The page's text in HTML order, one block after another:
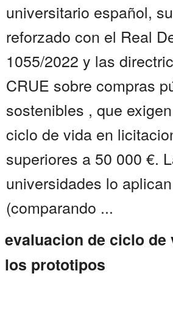
universitario español,
reforzado con el Real
1055/2022 y las
CRUE sobre compras
sostenibles , que
ciclo de vida en
superiores a 50 000 €.
universidades lo
(comparando ...
evaluacion de ciclo de
los prototipos